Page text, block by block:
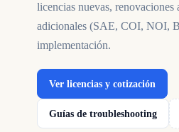
licencias nuevas, renovaciones
adicionales (SAE, COI, NOI,
implementación.
Ver licencias y cotización
Guías de troubleshooting